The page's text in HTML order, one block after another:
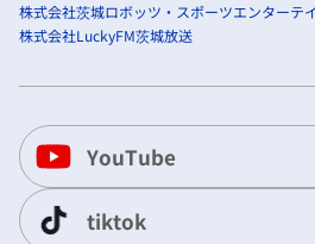
株式会社茨城ロボッツ・スポーツエンターテ
株式会社LuckyFM茨城放送
YouTube
tiktok